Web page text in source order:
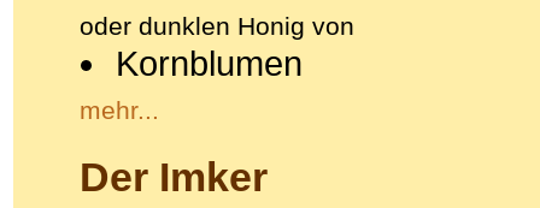
oder dunklen Honig von
Kornblumen
mehr...
Der Imker